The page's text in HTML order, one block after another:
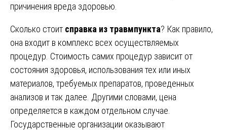
причинения вреда здоровью.
Сколько стоит cправка из травмпункта? Как правило,
она входит в комплекс всех осуществляемых
процедур. Стоимость самих процедур зависит от
состояния здоровья, использования тех или иных
материалов, требуемых препаратов, проведенных
анализов и так далее. Другими словами, цена
определяется в каждом отдельном случае.
Государственные организации оказывают